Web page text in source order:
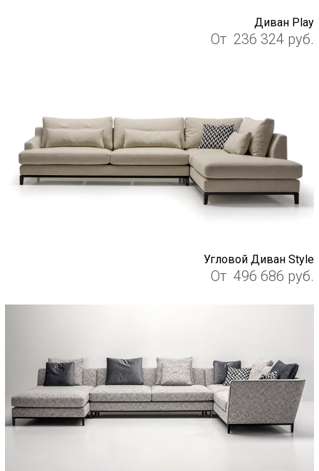
Диван Play
От 236 324 руб.
Угловой Диван Style
От 496 686 руб.